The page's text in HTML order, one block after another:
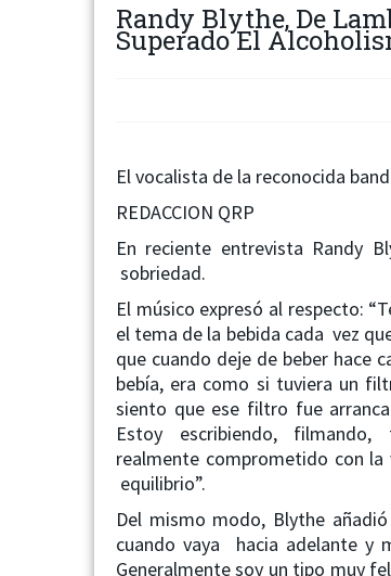
Randy Blythe, De
Superado El
El vocalista de la reconocida
REDACCION QRP
En reciente entrevista Randy
sobriedad.
El músico expresó al respecto:
el tema de la bebida cada vez
que cuando deje de beber hace
bebía, era como si tuviera un
siento que ese filtro fue
Estoy escribiendo,
realmente comprometido con
equilibrio”.
Del mismo modo, Blythe
cuando vaya hacia adelante y
Generalmente soy un tipo muy